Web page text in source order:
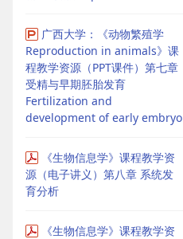
广西大学：《动物繁殖学
Reproduction in animals》课
程教学资源（PPT课件）第七章
受精与早期胚胎发育
Fertilization and
development of early embryo
《生物信息学》课程教学资
源（电子讲义）第八章 系统发
育分析
《生物信息学》课程教学资